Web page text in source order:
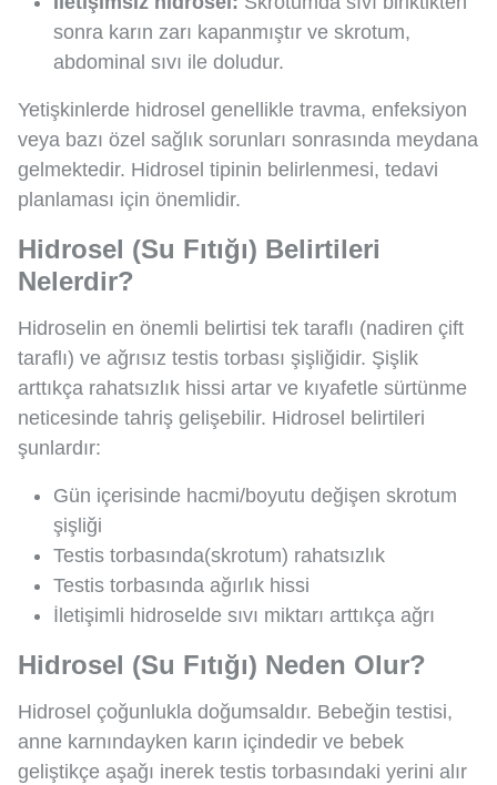
sonra karın zarı kapanmıştır ve skrotum,
abdominal sıvı ile doludur.
Yetişkinlerde hidrosel genellikle travma, enfeksiyon
veya bazı özel sağlık sorunları sonrasında meydana
gelmektedir. Hidrosel tipinin belirlenmesi, tedavi
planlaması için önemlidir.
Hidrosel (Su Fıtığı) Belirtileri
Nelerdir?
Hidroselin en önemli belirtisi tek taraflı (nadiren çift
taraflı) ve ağrısız testis torbası şişliğidir. Şişlik
arttıkça rahatsızlık hissi artar ve kıyafetle sürtünme
neticesinde tahriş gelişebilir. Hidrosel belirtileri
şunlardır:
Gün içerisinde hacmi/boyutu değişen skrotum
şişliği
Testis torbasında(skrotum) rahatsızlık
Testis torbasında ağırlık hissi
İletişimli hidroselde sıvı miktarı arttıkça ağrı
Hidrosel (Su Fıtığı) Neden Olur?
Hidrosel çoğunlukla doğumsaldır. Bebeğin testisi,
anne karnındayken karın içindedir ve bebek
geliştikçe aşağı inerek testis torbasındaki yerini alır